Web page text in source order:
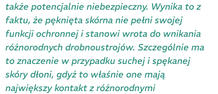
także potencjalnie niebezpieczny. Wynika to z
faktu, że pęknięta skórna nie pełni swojej
funkcji ochronnej i stanowi wrota do wnikania
różnorodnych drobnoustrojów. Szczególnie ma
to znaczenie w przypadku suchej i spękanej
skóry dłoni, gdyż to właśnie one mają
największy kontakt z różnorodnymi